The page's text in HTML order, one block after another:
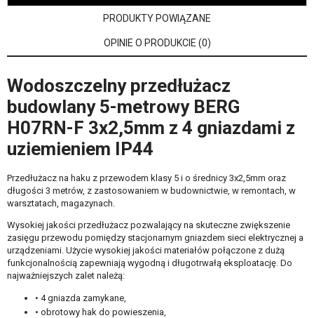
PRODUKTY POWIĄZANE
OPINIE O PRODUKCIE (0)
Wodoszczelny przedłużacz
budowlany 5-metrowy BERG
H07RN-F 3x2,5mm z 4 gniazdami z
uziemieniem IP44
Przedłużacz na haku z przewodem klasy 5 i o średnicy 3x2,5mm oraz
długości 3 metrów, z zastosowaniem w budownictwie, w remontach, w
warsztatach, magazynach.
Wysokiej jakości przedłużacz pozwalający na skuteczne zwiększenie
zasięgu przewodu pomiędzy stacjonarnym gniazdem sieci elektrycznej a
urządzeniami. Użycie wysokiej jakości materiałów połączone z dużą
funkcjonalnością zapewniają wygodną i długotrwałą eksploatację. Do
najważniejszych zalet należą:
• 4 gniazda zamykane,
• obrotowy hak do powieszenia,